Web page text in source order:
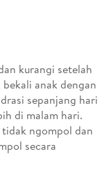
kurangi setelah
anak dengan
sepanjang hari
di malam hari.
ngompol dan
secara